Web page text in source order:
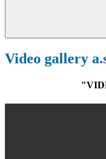
Video gallery